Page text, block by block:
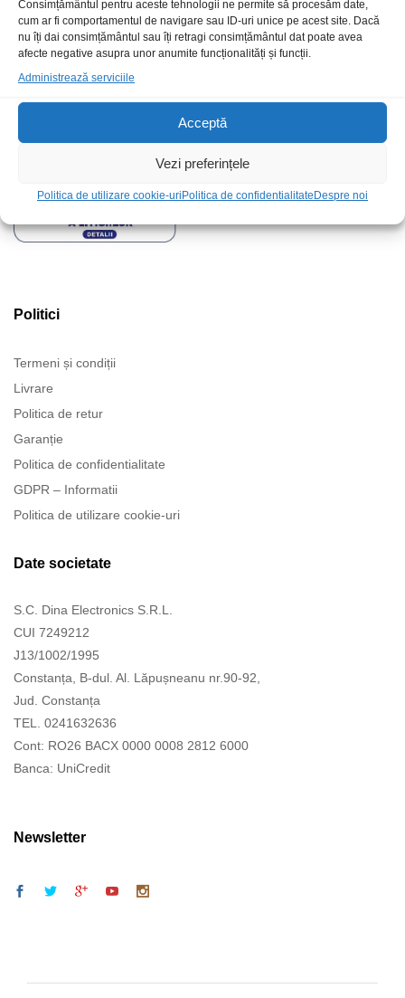
Consimțământul pentru aceste tehnologii ne permite să procesăm date,
cum ar fi comportamentul de navigare sau ID-uri unice pe acest site. Dacă
nu îți dai consimțământul sau îți retragi consimțământul dat poate avea
afecte negative asupra unor anumite funcționalități și funcții.
Administrează serviciile
Acceptă
Vezi preferințele
Politica de utilizare cookie-uri Politica de confidentialitate Despre noi
Informatii
Contact
Locatia magazinului
Politici
Termeni și condiții
Livrare
Politica de retur
Garanție
Politica de confidentialitate
GDPR – Informatii
Politica de utilizare cookie-uri
Date societate
S.C. Dina Electronics S.R.L.
CUI 7249212
J13/1002/1995
Constanța, B-dul. Al. Lăpușneanu nr.90-92,
Jud. Constanța
TEL. 0241632636
Cont: RO26 BACX 0000 0008 2812 6000
Banca: UniCredit
Newsletter